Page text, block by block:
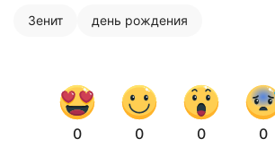
Зенит день рождения
0 0 0 0